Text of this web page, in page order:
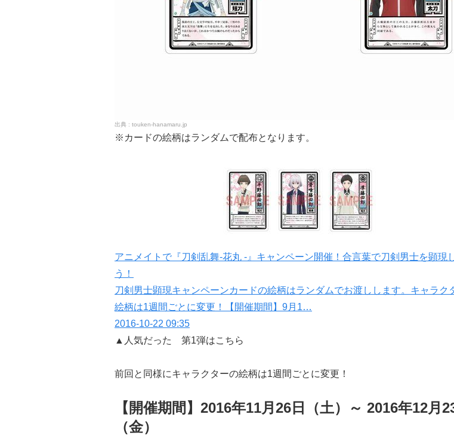
touken-hanamaru.jp
※カードの絵柄はランダムで配布となります。
アニメイトで『刀剣乱舞-花丸 -』キャンペーン開催！合言葉で刀剣男士を顕現
う！
刀剣男士顕現キャンペーンカードの絵柄はランダムでお渡しします。キャラク
絵柄は1週間ごとに変更！【開催期間】9月1…
2016-10-22 09:35
▲人気だった 第1弾はこちら
前回と同様にキャラクターの絵柄は1週間ごとに変更！
【開催期間】2016年11月26日（土）～ 2016年12月
（金）